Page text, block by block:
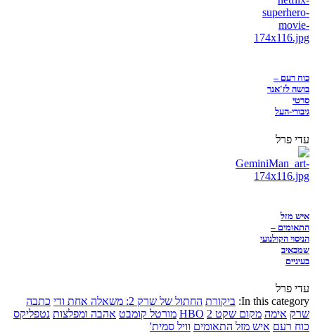
כוח רעם –
בושה לז'אנר
סרטי
גיבורי-העל
עדי פרל
איש מזל
התאומים –
הניסוי הקולנועי
שמכאיב
בעיניים
עדי פרל
In this category: ביקורת החתול של שרק 2: משאלה אחת ודי
כתבה
שרק אימה מקום שקט 2 HBO מורטל קומבט אהבה ומפלצות נטפליקס
כוח רעם איש מזל התאומים וויל סמית'